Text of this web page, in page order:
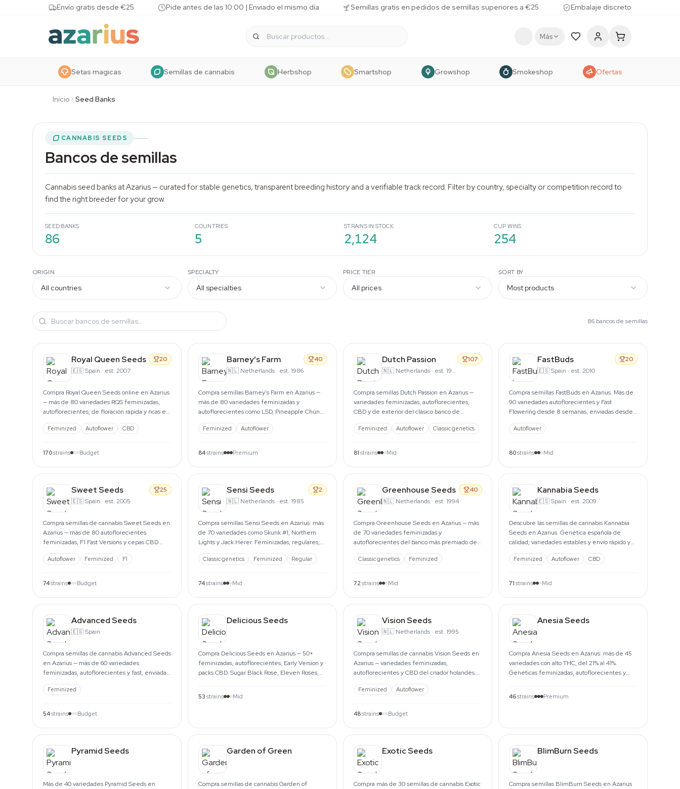
Skip to contentEnvío gratis desde €25 Pide antes de las 10:00 | Enviado el mismo día Semillas gratis en pedidos de semillas superiores a €25 Embalaje discreto
Más
Setas magicas Semillas de cannabis Herbshop Smartshop Growshop Smokeshop Ofertas
Inicio Seed Banks
CANNABIS SEEDS
Bancos de semillas
Cannabis seed banks at Azarius — curated for stable genetics, transparent breeding history and a verifiable track record. Filter by country, specialty or competition record to
find the right breeder for your grow.
SEED BANKS
86
COUNTRIES
5
STRAINS IN STOCK
2,124
CUP WINS
254
ORIGIN SPECIALTY PRICE TIER SORT BY
86 bancos de semillas
Royal Queen Seeds
🇪🇸Spain · est. 2007
20
Compra Royal Queen Seeds online en Azarius
— más de 80 variedades RQS feminizadas,
autoflorecientes, de floración rápida y ricas en
CBD. Envío UE discreto.
Feminized Autoflower CBD
170strains Budget
Barney's Farm
🇳🇱 Netherlands · est. 1986
40
Compra semillas Barney's Farm en Azarius —
más de 80 variedades feminizadas y
autoflorecientes como LSD, Pineapple Chunk,
Wedding Cake y Gelato.
Feminized Autoflower
84strains Premium
Dutch Passion
🇳🇱 Netherlands · est. 1987
107
Compra semillas Dutch Passion en Azarius —
variedades feminizadas, autoflorecientes,
CBD y de exterior del clásico banco de
Ámsterdam. Envíos a toda Europa.
Feminized Autoflower Classic genetics
81 strains Mid
FastBuds
🇪🇸Spain · est. 2010
20
Compra semillas FastBuds en Azarius. Más de
90 variedades autoflorecientes y Fast
Flowering desde 8 semanas, enviadas desde
Ámsterdam desde 1999.
Autoflower
80strains Mid
Sweet Seeds
🇪🇸Spain · est. 2005
25
Compra semillas de cannabis Sweet Seeds en
Azarius — más de 80 autoflorecientes
feminizadas, F1 Fast Versions y cepas CBD.
Envíos desde Ámsterdam desde 1999.
Autoflower Feminized F1
74strains Budget
Sensi Seeds
🇳🇱 Netherlands · est. 1985
2
Compra semillas Sensi Seeds en Azarius: más
de 70 variedades como Skunk #1, Northern
Lights y Jack Herer. Feminizadas, regulares,
autoflorecientes y CBD.
Classic genetics Feminized Regular
74strains Mid
Greenhouse Seeds
🇳🇱 Netherlands · est. 1994
40
Compra Greenhouse Seeds en Azarius — más
de 70 variedades feminizadas y
autoflorecientes del banco más premiado de
Ámsterdam. En stock desde 1999.
Classic genetics Feminized
72 strains Mid
Kannabia Seeds
🇪🇸Spain · est. 2009
Descubre las semillas de cannabis Kannabia
Seeds en Azarius. Genética española de
calidad, variedades estables y envío rápido y
discreto.
Feminized Autoflower CBD
71 strains Mid
Advanced Seeds
🇪🇸Spain
Compra semillas de cannabis Advanced Seeds
en Azarius — más de 60 variedades
feminizadas, autoflorecientes y fast, enviadas
desde Ámsterdam desde 1999.
Feminized
54strains Budget
Delicious Seeds
Compra Delicious Seeds en Azarius — 50+
feminizadas, autoflorecientes, Early Version y
packs CBD. Sugar Black Rose, Eleven Roses,
53 strains Mid
Vision Seeds
🇳🇱 Netherlands · est. 1995
Compra semillas de cannabis Vision Seeds en
Azarius — variedades feminizadas,
autoflorecientes y CBD del criador holandés.
40+ cepas en packs de 3 y 5.
Feminized Autoflower
48strains Budget
Anesia Seeds
Compra Anesia Seeds en Azarius: más de 45
variedades con alto THC, del 21% al 41%.
Genéticas feminizadas, autoflorecientes y
46strains Premium
Pyramid Seeds
Más de 40 variedades Pyramid Seeds en
Garden of Green
Compra semillas de cannabis Garden of
Exotic Seeds
Compra más de 30 semillas de cannabis Exotic
BlimBurn Seeds
Compra semillas BlimBurn Seeds en Azarius